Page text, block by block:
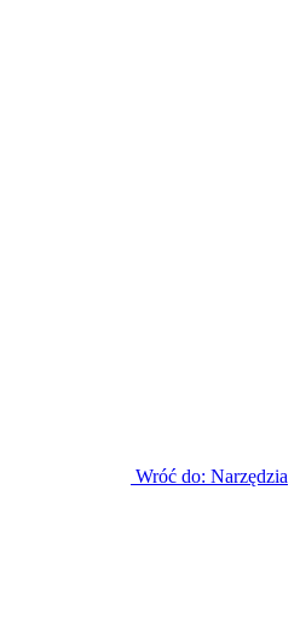
Wróć do: Narzędzia